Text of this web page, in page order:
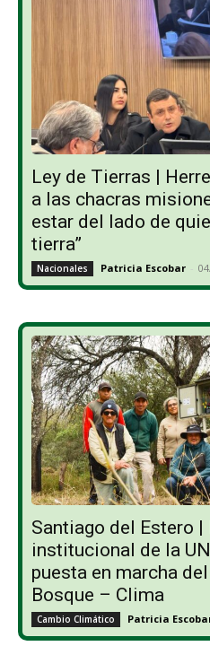
Ley de Tierras |
a las chacras
estar del lado de
tierra”
Nacionales Patricia Escobar -
Santiago del Estero
institucional de la
puesta en marcha
Bosque – Clima
Cambio Climático Patricia